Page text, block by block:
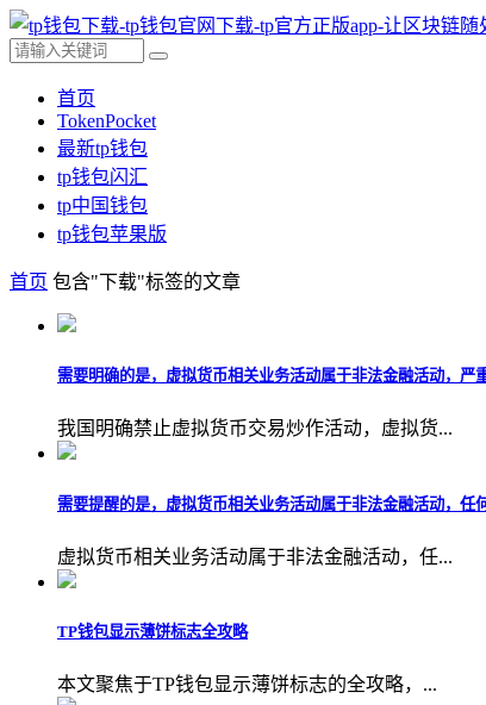
首页
TokenPocket
最新tp钱包
tp钱包闪汇
tp中国钱包
tp钱包苹果版
首页 包含"下载"标签的文章
需要明确的是，虚拟货币相关业务活动属于非法金融活动，
我国明确禁止虚拟货币交易炒作活动，虚拟货...
需要提醒的是，虚拟货币相关业务活动属于非法金融活动，
虚拟货币相关业务活动属于非法金融活动，任...
TP钱包显示薄饼标志全攻略
本文聚焦于TP钱包显示薄饼标志的全攻略，...